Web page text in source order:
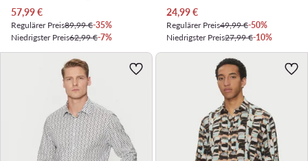
Aktueller Preis
57,99€
Regulärer Preis89,99 €-35%
Niedrigster Preis62,99 €-7%
Aktueller Preis
24,99€
Regulärer Preis49,99 €-50%
Niedrigster Preis27,99 €-10%